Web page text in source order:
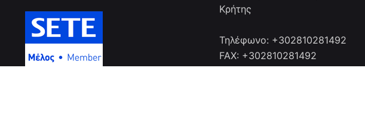
Κρήτης
Τηλέφωνο: +302810281492
FAX: +302810281492